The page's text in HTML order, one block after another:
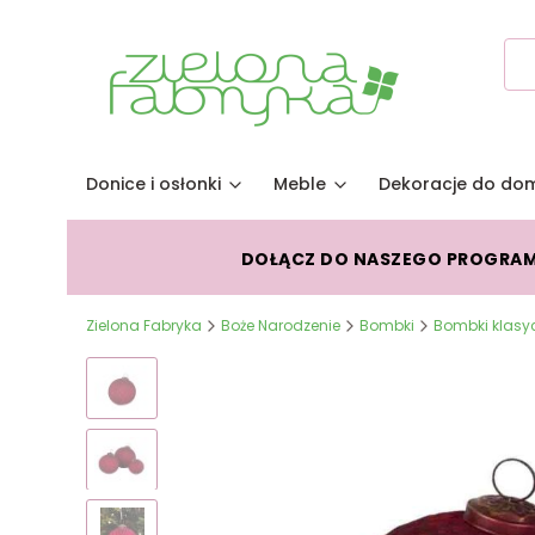
Donice i osłonki Meble Dekoracje do
DOŁĄCZ DO NASZEGO
Zielona Fabryka Boże Narodzenie Bombki Bombki